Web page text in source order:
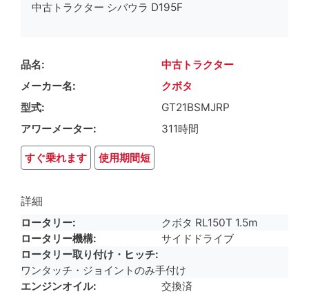
中古トラクター シバウラ D195F
品名
中古トラクター
メーカー名
クボタ
型式
GT21BSMJRP
アワーメーター
311時間
すぐ乗れます 使用期間短
詳細
ロータリー
クボタ RL150T 1.5m
ロータリー機構
サイドドライブ
ロータリー取り付け・ヒッチ
ワンタッチ・ジョイントのみ手付け
エンジンオイル
交換済